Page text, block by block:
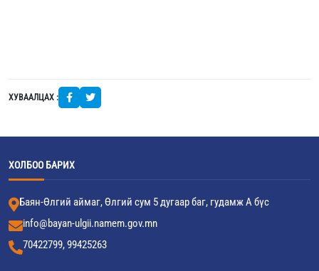
ХУВААЛЦАХ :
ХОЛБОО БАРИХ
Баян-Өлгий аймаг, Өлгий сум 5 дугаар баг, гудамж А бүс
info@bayan-ulgii.namem.gov.mn
70422799, 99425263